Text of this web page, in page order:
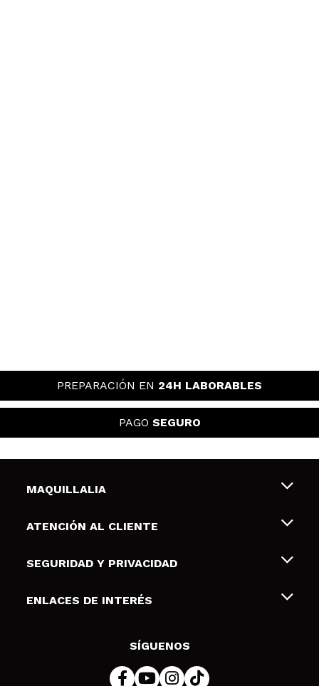
PREPARACIÓN EN 24H LABORABLES
PAGO SEGURO
MAQUILLALIA
Sobre nosotros
Tarjetas de Regalo
ATENCIÓN AL CLIENTE
Envíos y devoluciones
Formas de pago
SEGURIDAD Y PRIVACIDAD
Terminos y condiciones de uso
Política de cookies
ENLACES DE INTERÉS
SÍGUENOS